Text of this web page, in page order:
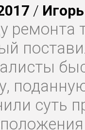
/ Игорь
ремонта
суть